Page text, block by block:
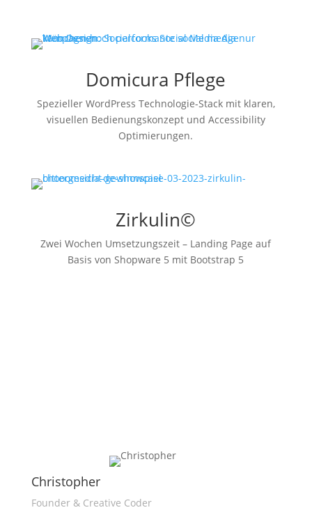
Domicura Pflege
Spezieller WordPress Technologie-Stack mit klaren,
visuellen Bedienungskonzept und Accessibility
Optimierungen.
Zirkulin©
Zwei Wochen Umsetzungszeit – Landing Page auf
Basis von Shopware 5 mit Bootstrap 5
Christopher
Founder & Creative Coder